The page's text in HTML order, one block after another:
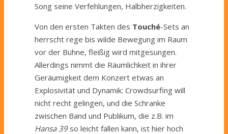
Song seine Verfehlungen, Halbherzigkeiten.
Von den ersten Takten des Touché-Sets an
herrscht rege bis wilde Bewegung im Raum
vor der Bühne, fleißig wird mitgesungen.
Allerdings nimmt die Räumlichkeit in ihrer
Geräumigkeit dem Konzert etwas an
Explosivität und Dynamik: Crowdsurfing will
nicht recht gelingen, und die Schranke
zwischen Band und Publikum, die z.B. im
Hansa 39so leicht fallen kann, ist hier hoch